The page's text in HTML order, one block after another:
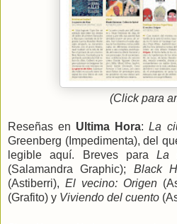
(Click para
Reseñas en Ultima Hora:La
Greenberg (Impedimenta), del
legible aquí. Breves para La
(Salamandra Graphic); Black
(Astiberri), El vecino: Origen
(Grafito) y Viviendo del cuento